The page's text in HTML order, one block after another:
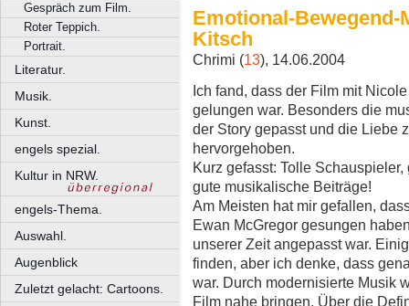
Gespräch zum Film.
Roter Teppich.
Portrait.
Literatur.
Musik.
Kunst.
engels spezial.
Kultur in NRW.
engels-Thema.
Auswahl.
Augenblick
Zuletzt gelacht: Cartoons.
Emotional-Bewegend-
Kitsch
Chrimi (13), 14.06.2004
Ich fand, dass der Film mit
gelungen war. Besonders die
der Story gepasst und die Liebe
hervorgehoben.
Kurz gefasst: Tolle
gute musikalische Beiträge!
Am Meisten hat mir gefallen,
Ewan McGregor gesungen
unserer Zeit angepasst war.
finden, aber ich denke, dass
war. Durch modernisierte Musik
Film nahe bringen. Über die